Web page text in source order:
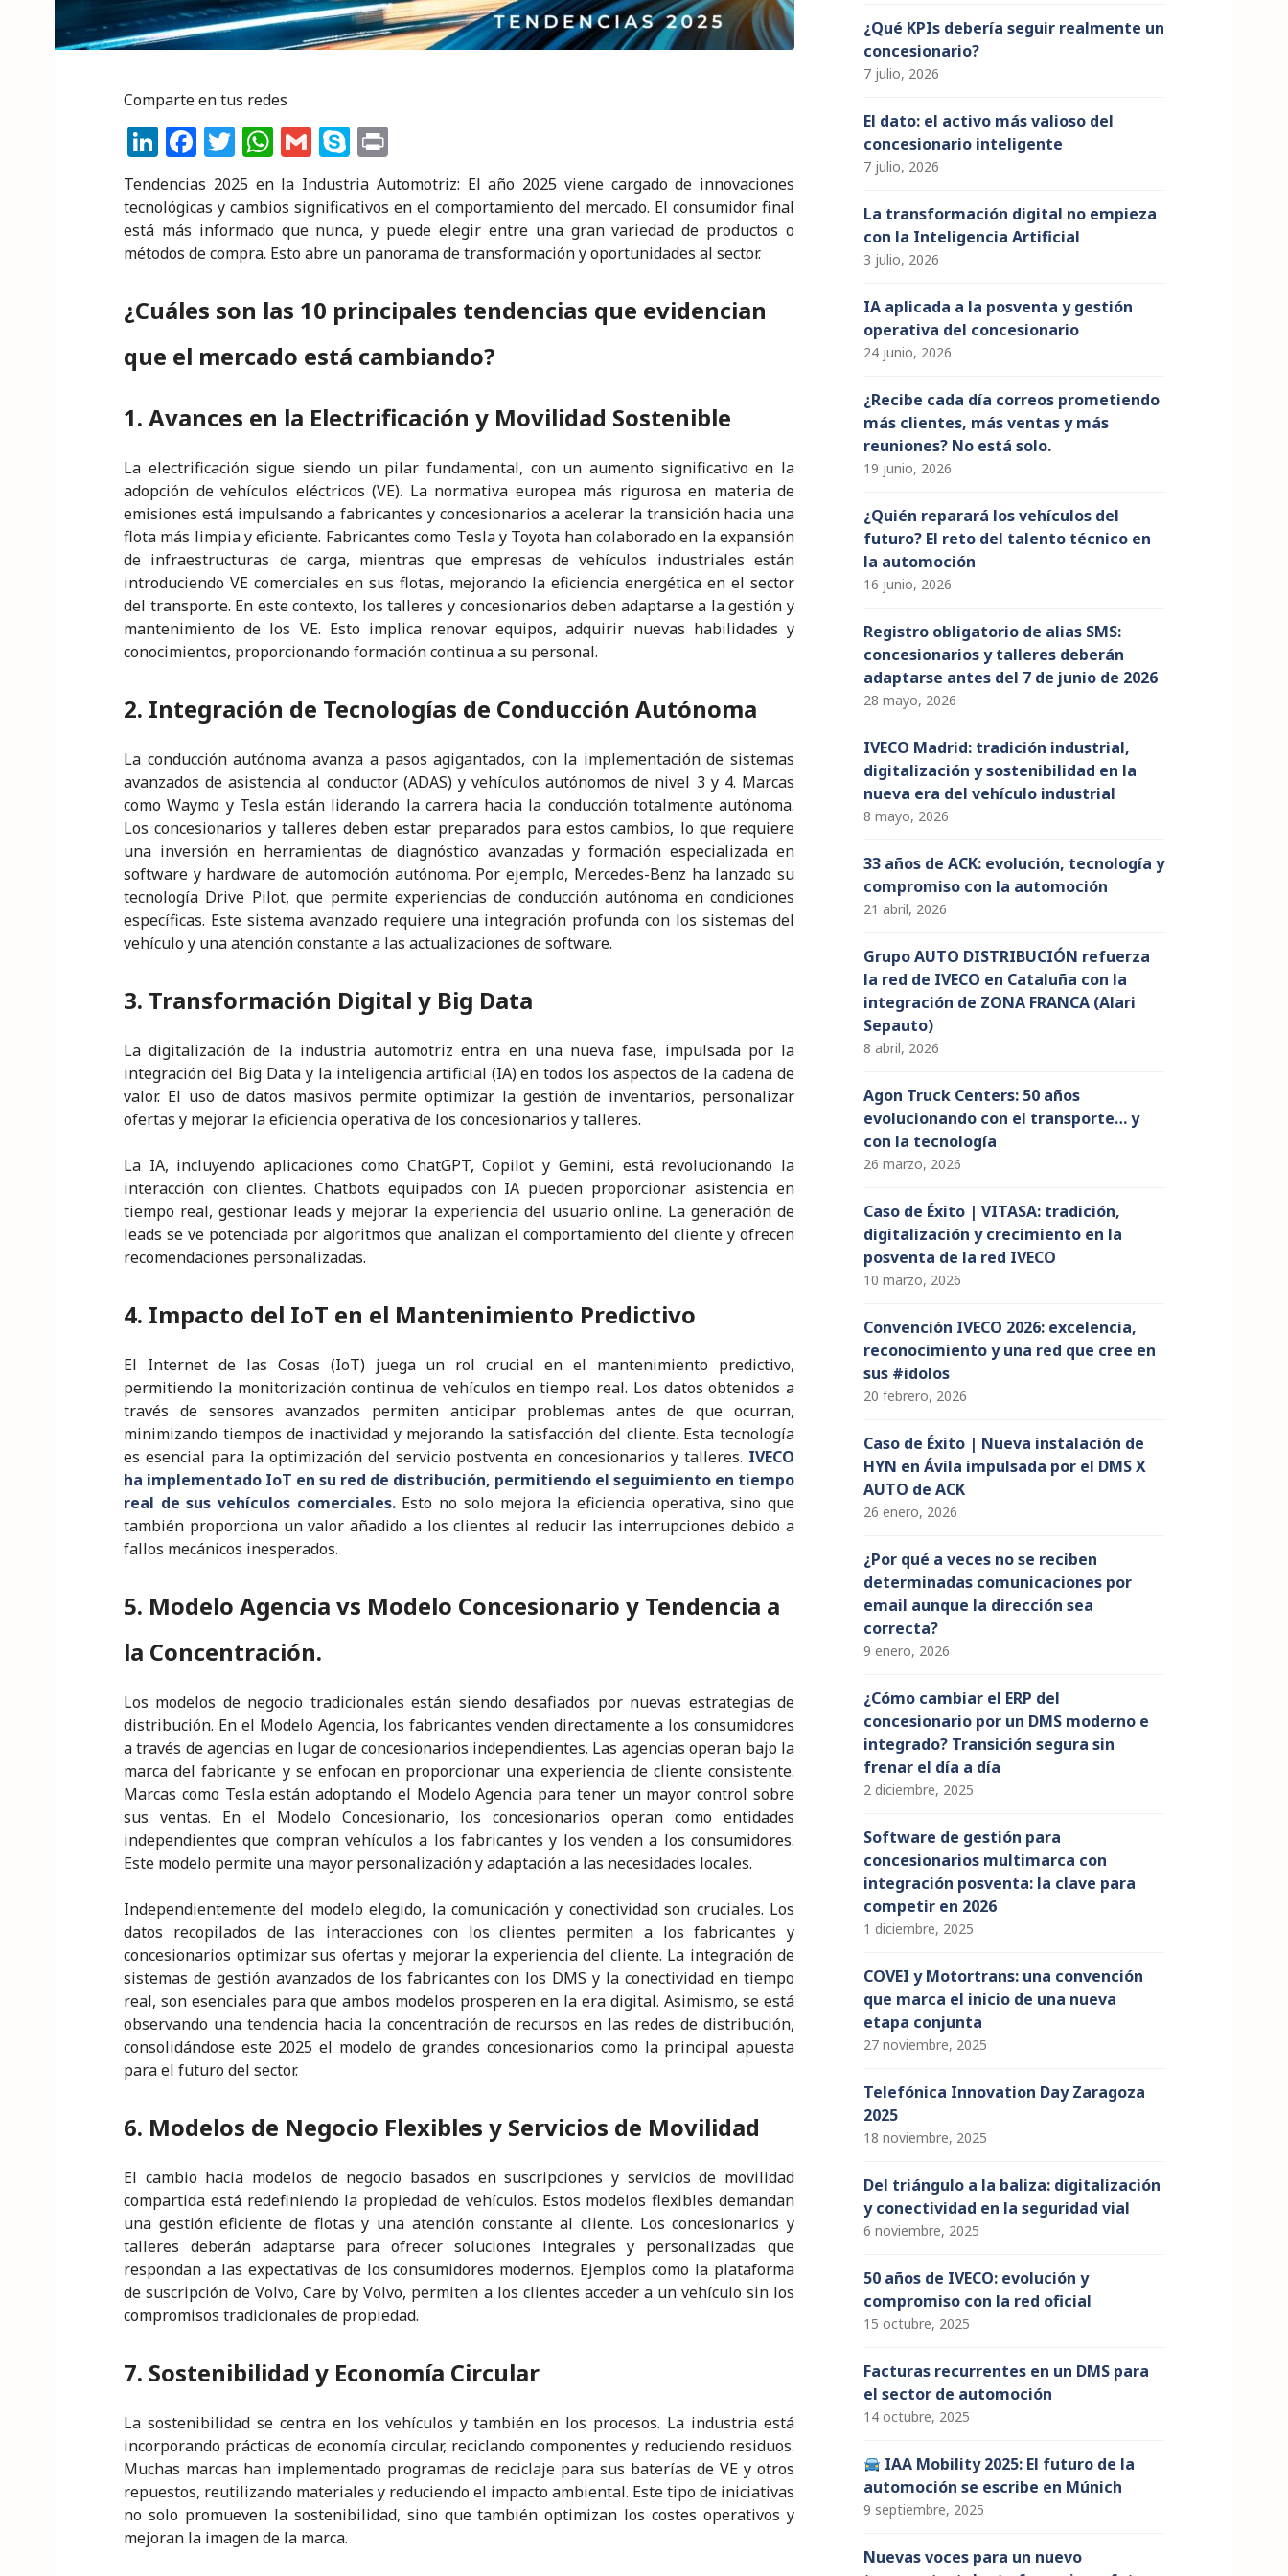
Comparte en tus redes
Li
n
k
e
dI
n
F
a
c
e
b
o
k
T
w
it
te
r
W
h
a
ts
A
p
G
m
ai
l
S
k
y
p
e
ri
n
t
Tendencias 2025 en la Industria Automotriz: El año 2025 viene cargado de innovaciones
tecnológicas y cambios significativos en el comportamiento del mercado. El consumidor final
está más informado que nunca, y puede elegir entre una gran variedad de productos o
métodos de compra. Esto abre un panorama de transformación y oportunidades al sector.
¿Cuáles son las 10 principales tendencias que evidencian
que el mercado está cambiando?
1. Avances en la Electrificación y Movilidad Sostenible
La electrificación sigue siendo un pilar fundamental, con un aumento significativo en la
adopción de vehículos eléctricos (VE). La normativa europea más rigurosa en materia de
emisiones está impulsando a fabricantes y concesionarios a acelerar la transición hacia una
flota más limpia y eficiente. Fabricantes como Tesla y Toyota han colaborado en la expansión
de infraestructuras de carga, mientras que empresas de vehículos industriales están
introduciendo VE comerciales en sus flotas, mejorando la eficiencia energética en el sector
del transporte. En este contexto, los talleres y concesionarios deben adaptarse a la gestión y
mantenimiento de los VE. Esto implica renovar equipos, adquirir nuevas habilidades y
conocimientos, proporcionando formación continua a su personal.
2. Integración de Tecnologías de Conducción Autónoma
La conducción autónoma avanza a pasos agigantados, con la implementación de sistemas
avanzados de asistencia al conductor (ADAS) y vehículos autónomos de nivel 3 y 4. Marcas
como Waymo y Tesla están liderando la carrera hacia la conducción totalmente autónoma.
Los concesionarios y talleres deben estar preparados para estos cambios, lo que requiere
una inversión en herramientas de diagnóstico avanzadas y formación especializada en
software y hardware de automoción autónoma. Por ejemplo, Mercedes-Benz ha lanzado su
tecnología Drive Pilot, que permite experiencias de conducción autónoma en condiciones
específicas. Este sistema avanzado requiere una integración profunda con los sistemas del
vehículo y una atención constante a las actualizaciones de software.
3. Transformación Digital y Big Data
La digitalización de la industria automotriz entra en una nueva fase, impulsada por la
integración del Big Data y la inteligencia artificial (IA) en todos los aspectos de la cadena de
valor. El uso de datos masivos permite optimizar la gestión de inventarios, personalizar
ofertas y mejorar la eficiencia operativa de los concesionarios y talleres.
La IA, incluyendo aplicaciones como ChatGPT, Copilot y Gemini, está revolucionando la
interacción con clientes. Chatbots equipados con IA pueden proporcionar asistencia en
tiempo real, gestionar leads y mejorar la experiencia del usuario online. La generación de
leads se ve potenciada por algoritmos que analizan el comportamiento del cliente y ofrecen
recomendaciones personalizadas.
4. Impacto del IoT en el Mantenimiento Predictivo
El Internet de las Cosas (IoT) juega un rol crucial en el mantenimiento predictivo,
permitiendo la monitorización continua de vehículos en tiempo real. Los datos obtenidos a
través de sensores avanzados permiten anticipar problemas antes de que ocurran,
minimizando tiempos de inactividad y mejorando la satisfacción del cliente. Esta tecnología
es esencial para la optimización del servicio postventa en concesionarios y talleres. IVECO
ha implementado IoT en su red de distribución, permitiendo el seguimiento en tiempo
real de sus vehículos comerciales.Esto no solo mejora la eficiencia operativa, sino que
también proporciona un valor añadido a los clientes al reducir las interrupciones debido a
fallos mecánicos inesperados.
5. Modelo Agencia vs Modelo Concesionario y Tendencia a
la Concentración.
Los modelos de negocio tradicionales están siendo desafiados por nuevas estrategias de
distribución. En el Modelo Agencia, los fabricantes venden directamente a los consumidores
a través de agencias en lugar de concesionarios independientes. Las agencias operan bajo la
marca del fabricante y se enfocan en proporcionar una experiencia de cliente consistente.
Marcas como Tesla están adoptando el Modelo Agencia para tener un mayor control sobre
sus ventas. En el Modelo Concesionario, los concesionarios operan como entidades
independientes que compran vehículos a los fabricantes y los venden a los consumidores.
Este modelo permite una mayor personalización y adaptación a las necesidades locales.
Independientemente del modelo elegido, la comunicación y conectividad son cruciales. Los
datos recopilados de las interacciones con los clientes permiten a los fabricantes y
concesionarios optimizar sus ofertas y mejorar la experiencia del cliente. La integración de
sistemas de gestión avanzados de los fabricantes con los DMS y la conectividad en tiempo
real, son esenciales para que ambos modelos prosperen en la era digital. Asimismo, se está
observando una tendencia hacia la concentración de recursos en las redes de distribución,
consolidándose este 2025 el modelo de grandes concesionarios como la principal apuesta
para el futuro del sector.
6. Modelos de Negocio Flexibles y Servicios de Movilidad
El cambio hacia modelos de negocio basados en suscripciones y servicios de movilidad
compartida está redefiniendo la propiedad de vehículos. Estos modelos flexibles demandan
una gestión eficiente de flotas y una atención constante al cliente. Los concesionarios y
talleres deberán adaptarse para ofrecer soluciones integrales y personalizadas que
respondan a las expectativas de los consumidores modernos. Ejemplos como la plataforma
de suscripción de Volvo, Care by Volvo, permiten a los clientes acceder a un vehículo sin los
compromisos tradicionales de propiedad.
7. Sostenibilidad y Economía Circular
La sostenibilidad se centra en los vehículos y también en los procesos. La industria está
incorporando prácticas de economía circular, reciclando componentes y reduciendo residuos.
Muchas marcas han implementado programas de reciclaje para sus baterías de VE y otros
repuestos, reutilizando materiales y reduciendo el impacto ambiental. Este tipo de iniciativas
no solo promueven la sostenibilidad, sino que también optimizan los costes operativos y
mejoran la imagen de la marca.
¿Qué KPIs debería seguir realmente un
concesionario?
7 julio, 2026
El dato: el activo más valioso del
concesionario inteligente
7 julio, 2026
La transformación digital no empieza
con la Inteligencia Artificial
3 julio, 2026
IA aplicada a la posventa y gestión
operativa del concesionario
24 junio, 2026
¿Recibe cada día correos prometiendo
más clientes, más ventas y más
reuniones? No está solo.
19 junio, 2026
¿Quién reparará los vehículos del
futuro? El reto del talento técnico en
la automoción
16 junio, 2026
Registro obligatorio de alias SMS:
concesionarios y talleres deberán
adaptarse antes del 7 de junio de 2026
28 mayo, 2026
IVECO Madrid: tradición industrial,
digitalización y sostenibilidad en la
nueva era del vehículo industrial
8 mayo, 2026
33 años de ACK: evolución, tecnología y
compromiso con la automoción
21 abril, 2026
Grupo AUTO DISTRIBUCIÓN refuerza
la red de IVECO en Cataluña con la
integración de ZONA FRANCA (Alari
Sepauto)
8 abril, 2026
Agon Truck Centers: 50 años
evolucionando con el transporte… y
con la tecnología
26 marzo, 2026
Caso de Éxito | VITASA: tradición,
digitalización y crecimiento en la
posventa de la red IVECO
10 marzo, 2026
Convención IVECO 2026: excelencia,
reconocimiento y una red que cree en
sus #idolos
20 febrero, 2026
Caso de Éxito | Nueva instalación de
HYN en Ávila impulsada por el DMS X
AUTO de ACK
26 enero, 2026
¿Por qué a veces no se reciben
determinadas comunicaciones por
email aunque la dirección sea
correcta?
9 enero, 2026
¿Cómo cambiar el ERP del
concesionario por un DMS moderno e
integrado? Transición segura sin
frenar el día a día
2 diciembre, 2025
Software de gestión para
concesionarios multimarca con
integración posventa: la clave para
competir en 2026
1 diciembre, 2025
COVEI y Motortrans: una convención
que marca el inicio de una nueva
etapa conjunta
27 noviembre, 2025
Telefónica Innovation Day Zaragoza
2025
18 noviembre, 2025
Del triángulo a la baliza: digitalización
y conectividad en la seguridad vial
6 noviembre, 2025
50 años de IVECO: evolución y
compromiso con la red oficial
15 octubre, 2025
Facturas recurrentes en un DMS para
el sector de automoción
14 octubre, 2025
IAA Mobility 2025: El futuro de la
automoción se escribe en Múnich
9 septiembre, 2025
Nuevas voces para un nuevo